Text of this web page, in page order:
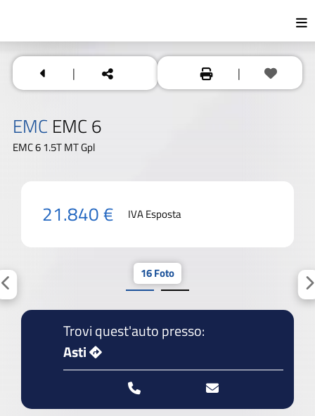
| |
EMC EMC 6
EMC 6 1.5T MT Gpl
21.840 € IVA Esposta
16 Foto
Trovi quest'auto presso:
Asti